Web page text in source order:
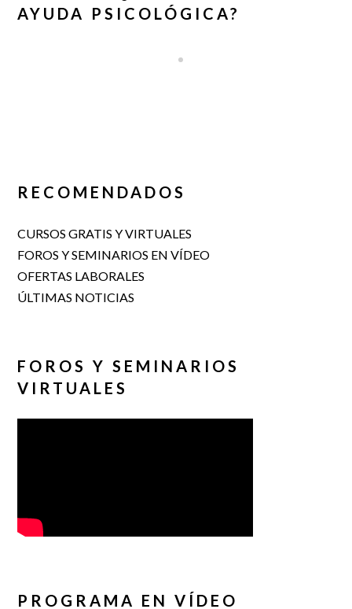
AYUDA PSICOLÓGICA?
RECOMENDADOS
CURSOS GRATIS Y VIRTUALES
FOROS Y SEMINARIOS EN VÍDEO
OFERTAS LABORALES
ÚLTIMAS NOTICIAS
FOROS Y SEMINARIOS
VIRTUALES
PROGRAMA EN VÍDEO